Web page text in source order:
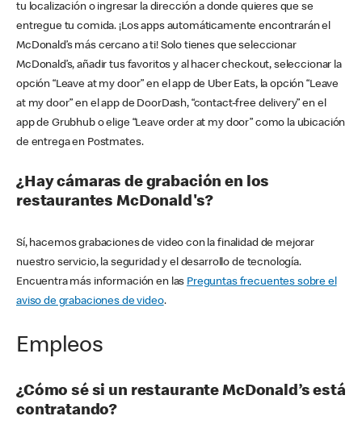
tu localización o ingresar la dirección a donde quieres que se
entregue tu comida. ¡Los apps automáticamente encontrarán el
McDonald’s más cercano a ti! Solo tienes que seleccionar
McDonald’s, añadir tus favoritos y al hacer checkout, seleccionar la
opción “Leave at my door” en el app de Uber Eats, la opción “Leave
at my door” en el app de DoorDash, “contact-free delivery” en el
app de Grubhub o elige “Leave order at my door” como la ubicación
de entrega en Postmates.
¿Hay cámaras de grabación en los
restaurantes McDonald's?
Sí, hacemos grabaciones de video con la finalidad de mejorar
nuestro servicio, la seguridad y el desarrollo de tecnología.
Encuentra más información en las Preguntas frecuentes sobre el
aviso de grabaciones de video.
Empleos
¿Cómo sé si un restaurante McDonald’s está
contratando?